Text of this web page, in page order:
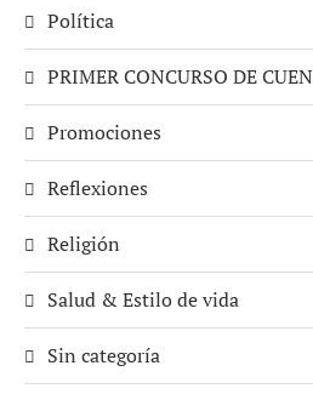
Política
PRIMER CONCURSO DE
Promociones
Reflexiones
Religión
Salud & Estilo de vida
Sin categoría